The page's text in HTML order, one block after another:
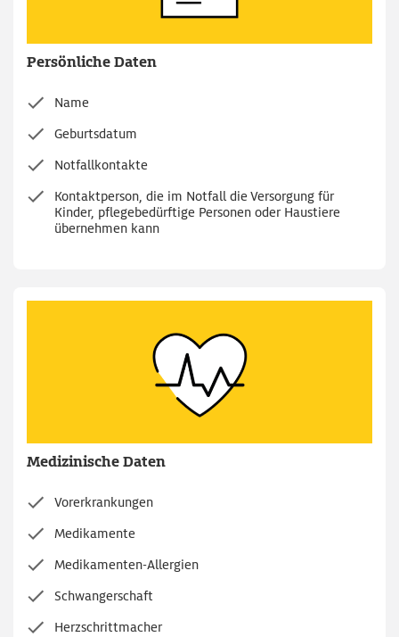
Persönliche Daten
Name
Geburtsdatum
Notfallkontakte
Kontaktperson, die im Notfall die Versorgung für
Kinder, pflegebedürftige Personen oder Haustiere
übernehmen kann
Medizinische Daten
Vorerkrankungen
Medikamente
Medikamenten-Allergien
Schwangerschaft
Herzschrittmacher